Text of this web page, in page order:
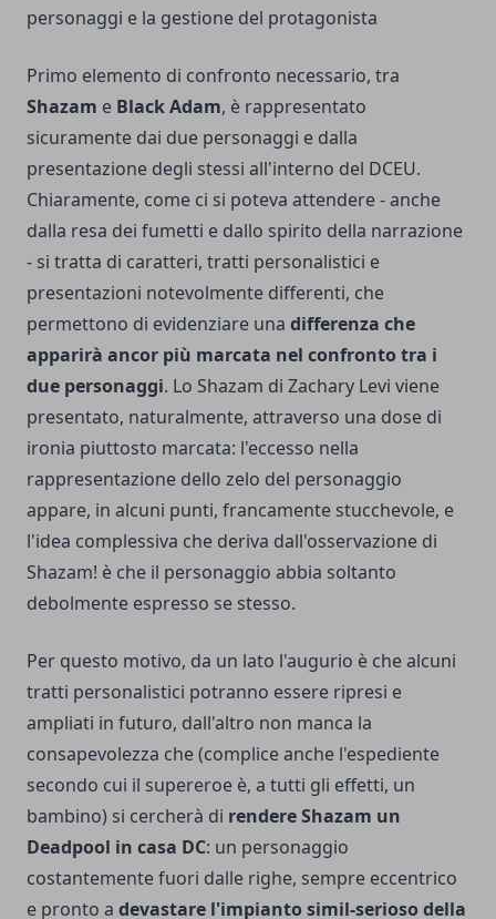
personaggi e la gestione del protagonista
Primo elemento di confronto necessario, tra
Shazam e Black Adam, è rappresentato
sicuramente dai due personaggi e dalla
presentazione degli stessi all'interno del DCEU.
Chiaramente, come ci si poteva attendere - anche
dalla resa dei fumetti e dallo spirito della narrazione
- si tratta di caratteri, tratti personalistici e
presentazioni notevolmente differenti, che
permettono di evidenziare una differenza che
apparirà ancor più marcata nel confronto tra i
due personaggi. Lo Shazam di Zachary Levi viene
presentato, naturalmente, attraverso una dose di
ironia piuttosto marcata: l'eccesso nella
rappresentazione dello zelo del personaggio
appare, in alcuni punti, francamente stucchevole, e
l'idea complessiva che deriva dall'osservazione di
Shazam! è che il personaggio abbia soltanto
debolmente espresso se stesso.
Per questo motivo, da un lato l'augurio è che alcuni
tratti personalistici potranno essere ripresi e
ampliati in futuro, dall'altro non manca la
consapevolezza che (complice anche l'espediente
secondo cui il supereroe è, a tutti gli effetti, un
bambino) si cercherà di rendere Shazam un
Deadpool in casa DC: un personaggio
costantemente fuori dalle righe, sempre eccentrico
e pronto a devastare l'impianto simil-serioso della